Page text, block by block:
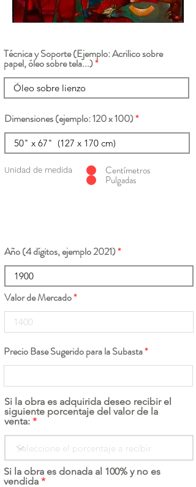
Técnica y Soporte (Ejemplo: Acrilico sobre
papel, óleo sobre tela...)
Dimensiones (ejemplo: 120 x 100)
Unidad de medida Centímetros
Pulgadas
Año (4 dígitos, ejemplo 2021)
Valor de Mercado
Precio Base Sugerido para la Subasta
Si la obra es adquirida deseo recibir el
siguiente porcentaje del valor de la
venta:
Si la obra es donada al 100% y no es
vendida